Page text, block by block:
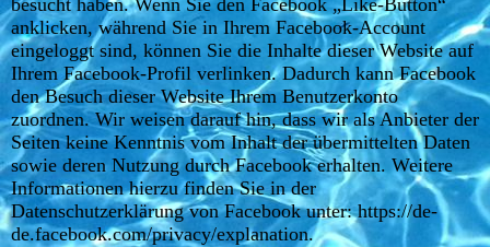
besucht haben. Wenn Sie den Facebook „Like-Button“
anklicken, während Sie in Ihrem Facebook-Account
eingeloggt sind, können Sie die Inhalte dieser Website auf
Ihrem Facebook-Profil verlinken. Dadurch kann Facebook
den Besuch dieser Website Ihrem Benutzerkonto
zuordnen. Wir weisen darauf hin, dass wir als Anbieter der
Seiten keine Kenntnis vom Inhalt der übermittelten Daten
sowie deren Nutzung durch Facebook erhalten. Weitere
Informationen hierzu finden Sie in der
Datenschutzerklärung von Facebook unter: https://de-
de.facebook.com/privacy/explanation.